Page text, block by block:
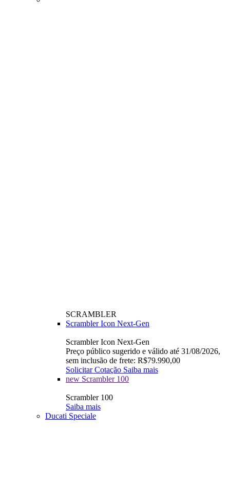
SCRAMBLER
Scrambler Icon Next-Gen
Scrambler Icon Next-Gen
Preço público sugerido e válido até 31/08/2026,
sem inclusão de frete: R$79.990,00
Solicitar Cotação Saiba mais
new Scrambler 100
Scrambler 100
Saiba mais
Ducati Speciale